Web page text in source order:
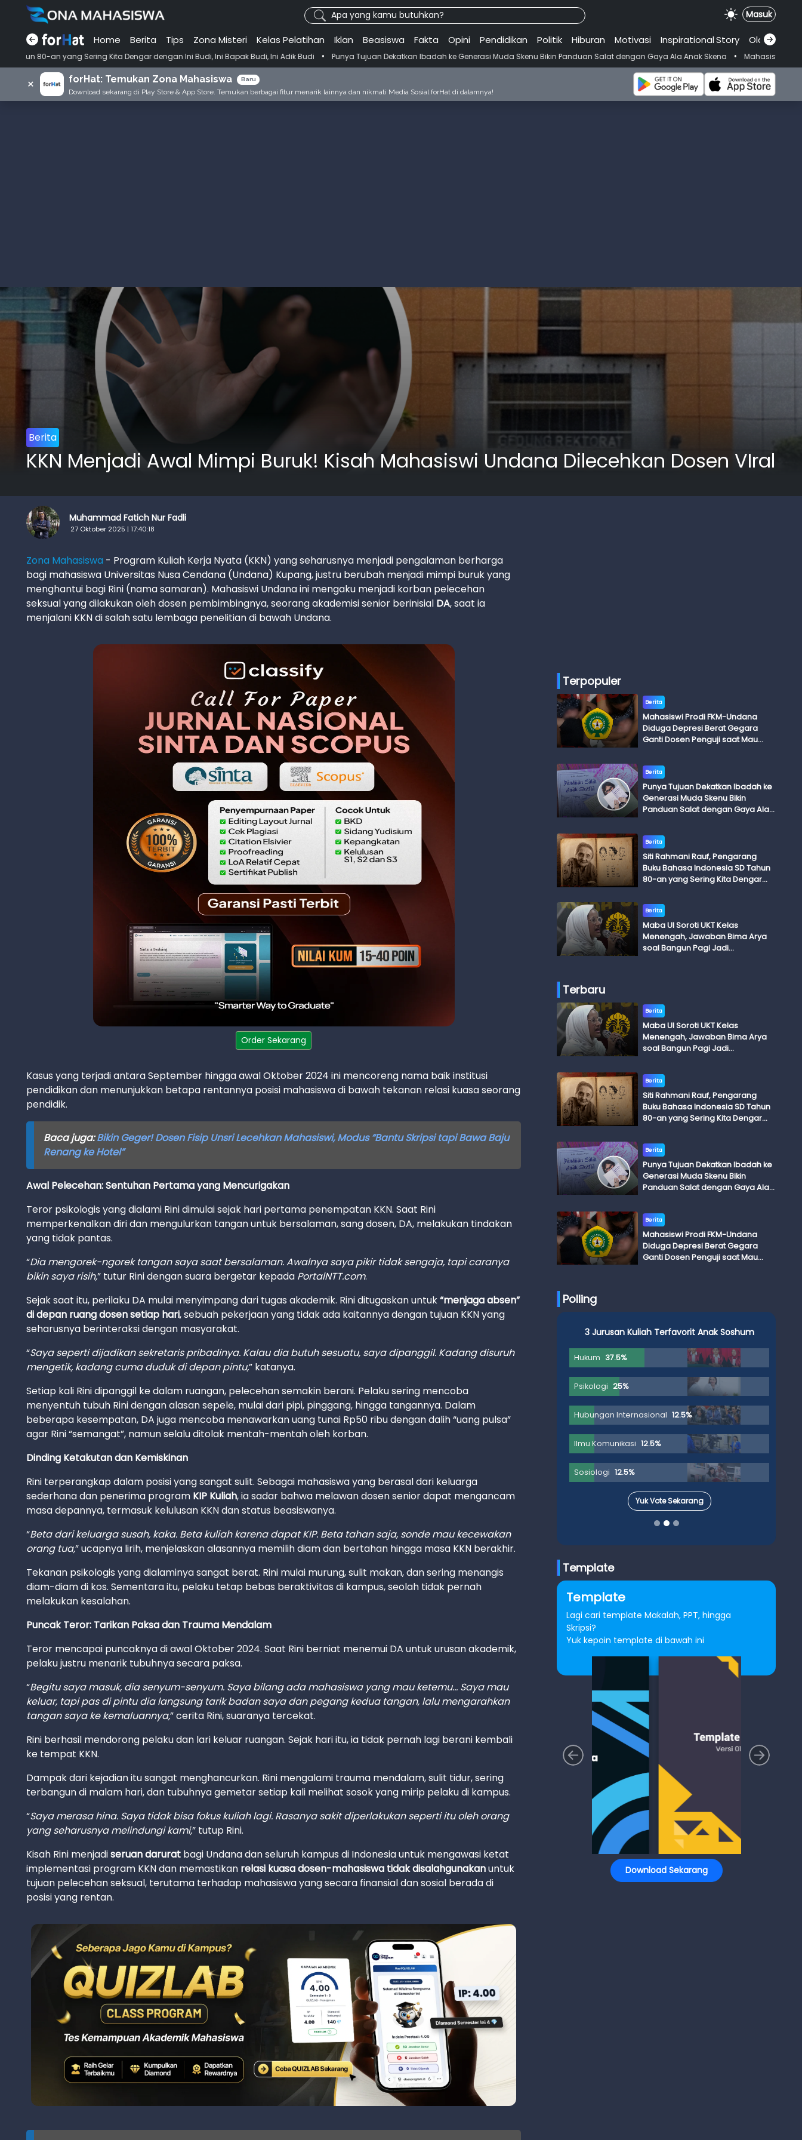
Apa yang kamu butuhkan? Masuk
Home Berita Tips Zona Misteri Kelas Pelatihan Iklan Beasiswa Fakta Opini Pendidikan Politik Hiburan Motivasi Inspirational.Story Olahraga
Sering Kita Dengar dengan Ini Budi, Ini Bapak Budi, Ini Adik Budi • Punya Tujuan Dekatkan Ibadah ke Generasi Muda Skenu Bikin Panduan Salat dengan Gaya Ala Anak Skena • Mahasiswi Prodi FKM-
× forHat: Temukan Zona Mahasiswa Baru
Download sekarang di Play Store & App Store. Temukan berbagai fitur menarik lainnya dan nikmati Media Sosial forHat di dalamnya!
Berita
KKN Menjadi Awal Mimpi Buruk! Kisah Mahasiswi Undana Dilecehkan Dosen VIral
Muhammad Fatich Nur Fadli
27 Oktober 2025 | 17:40:18
Zona Mahasiswa - Program Kuliah Kerja Nyata (KKN) yang seharusnya menjadi pengalaman berharga
bagi mahasiswa Universitas Nusa Cendana (Undana) Kupang, justru berubah menjadi mimpi buruk yang
menghantui bagi Rini (nama samaran). Mahasiswi Undana ini mengaku menjadi korban pelecehan
seksual yang dilakukan oleh dosen pembimbingnya, seorang akademisi senior berinisial DA, saat ia
menjalani KKN di salah satu lembaga penelitian di bawah Undana.
Order Sekarang
Kasus yang terjadi antara September hingga awal Oktober 2024 ini mencoreng nama baik institusi
pendidikan dan menunjukkan betapa rentannya posisi mahasiswa di bawah tekanan relasi kuasa seorang
pendidik.
Baca juga:Bikin Geger! Dosen Fisip Unsri Lecehkan Mahasiswi, Modus “Bantu Skripsi tapi Bawa Baju
Renang ke Hotel”
Awal Pelecehan: Sentuhan Pertama yang Mencurigakan
Teror psikologis yang dialami Rini dimulai sejak hari pertama penempatan KKN. Saat Rini
memperkenalkan diri dan mengulurkan tangan untuk bersalaman, sang dosen, DA, melakukan tindakan
yang tidak pantas.
“Dia mengorek-ngorek tangan saya saat bersalaman. Awalnya saya pikir tidak sengaja, tapi caranya
bikin saya risih,” tutur Rini dengan suara bergetar kepada PortalNTT.com.
Sejak saat itu, perilaku DA mulai menyimpang dari tugas akademik. Rini ditugaskan untuk“menjaga absen”
di depan ruang dosen setiap hari, sebuah pekerjaan yang tidak ada kaitannya dengan tujuan KKN yang
seharusnya berinteraksi dengan masyarakat.
“Saya seperti dijadikan sekretaris pribadinya. Kalau dia butuh sesuatu, saya dipanggil. Kadang disuruh
mengetik, kadang cuma duduk di depan pintu,” katanya.
Setiap kali Rini dipanggil ke dalam ruangan, pelecehan semakin berani. Pelaku sering mencoba
menyentuh tubuh Rini dengan alasan sepele, mulai dari pipi, pinggang, hingga tangannya. Dalam
beberapa kesempatan, DA juga mencoba menawarkan uang tunai Rp50 ribu dengan dalih “uang pulsa”
agar Rini “semangat”, namun selalu ditolak mentah-mentah oleh korban.
Dinding Ketakutan dan Kemiskinan
Rini terperangkap dalam posisi yang sangat sulit. Sebagai mahasiswa yang berasal dari keluarga
sederhana dan penerima program KIP Kuliah, ia sadar bahwa melawan dosen senior dapat mengancam
masa depannya, termasuk kelulusan KKN dan status beasiswanya.
“Beta dari keluarga susah, kaka. Beta kuliah karena dapat KIP. Beta tahan saja, sonde mau kecewakan
orang tua,” ucapnya lirih, menjelaskan alasannya memilih diam dan bertahan hingga masa KKN berakhir.
Tekanan psikologis yang dialaminya sangat berat. Rini mulai murung, sulit makan, dan sering menangis
diam-diam di kos. Sementara itu, pelaku tetap bebas beraktivitas di kampus, seolah tidak pernah
melakukan kesalahan.
Puncak Teror: Tarikan Paksa dan Trauma Mendalam
Teror mencapai puncaknya di awal Oktober 2024. Saat Rini berniat menemui DA untuk urusan akademik,
pelaku justru menarik tubuhnya secara paksa.
“Begitu saya masuk, dia senyum-senyum. Saya bilang ada mahasiswa yang mau ketemu... Saya mau
keluar, tapi pas di pintu dia langsung tarik badan saya dan pegang kedua tangan, lalu mengarahkan
tangan saya ke kemaluannya,” cerita Rini, suaranya tercekat.
Rini berhasil mendorong pelaku dan lari keluar ruangan. Sejak hari itu, ia tidak pernah lagi berani kembali
ke tempat KKN.
Dampak dari kejadian itu sangat menghancurkan. Rini mengalami trauma mendalam, sulit tidur, sering
terbangun di malam hari, dan tubuhnya gemetar setiap kali melihat sosok yang mirip pelaku di kampus.
“Saya merasa hina. Saya tidak bisa fokus kuliah lagi. Rasanya sakit diperlakukan seperti itu oleh orang
yang seharusnya melindungi kami,” tutup Rini.
Kisah Rini menjadiseruan darurat bagi Undana dan seluruh kampus di Indonesia untuk mengawasi ketat
implementasi program KKN dan memastikan relasi kuasa dosen-mahasiswa tidak disalahgunakanuntuk
tujuan pelecehan seksual, terutama terhadap mahasiswa yang secara finansial dan sosial berada di
posisi yang rentan.
Terpopuler
Berita
Mahasiswi Prodi FKM-Undana
Diduga Depresi Berat Gegara
Ganti Dosen Penguji saat Mau
Berita
Punya Tujuan Dekatkan Ibadah ke
Generasi Muda Skenu Bikin
Panduan Salat dengan Gaya Ala
Berita
Siti Rahmani Rauf, Pengarang
Buku Bahasa Indonesia SD Tahun
80-an yang Sering Kita Dengar
Adik Budi
Berita
Maba UI Soroti UKT Kelas
Menengah, Jawaban Bima Arya
soal Bangun Pagi Jadi
Terbaru
Berita
Maba UI Soroti UKT Kelas
Menengah, Jawaban Bima Arya
soal Bangun Pagi Jadi
Berita
Siti Rahmani Rauf, Pengarang
Buku Bahasa Indonesia SD Tahun
80-an yang Sering Kita Dengar
Adik Budi
Berita
Punya Tujuan Dekatkan Ibadah ke
Generasi Muda Skenu Bikin
Panduan Salat dengan Gaya Ala
Berita
Mahasiswi Prodi FKM-Undana
Diduga Depresi Berat Gegara
Ganti Dosen Penguji saat Mau
Polling
3 Jurusan Kuliah Terfavorit Anak Soshum
Hukum 37.5%
Psikologi 25%
Hubungan Internasional 12.5%
Ilmu Komunikasi 12.5%
Sosiologi 12.5%
Yuk Vote Sekarang
Template
Template
Lagi cari template Makalah, PPT, hingga
Skripsi?
Yuk kepoin template di bawah ini
Download Sekarang